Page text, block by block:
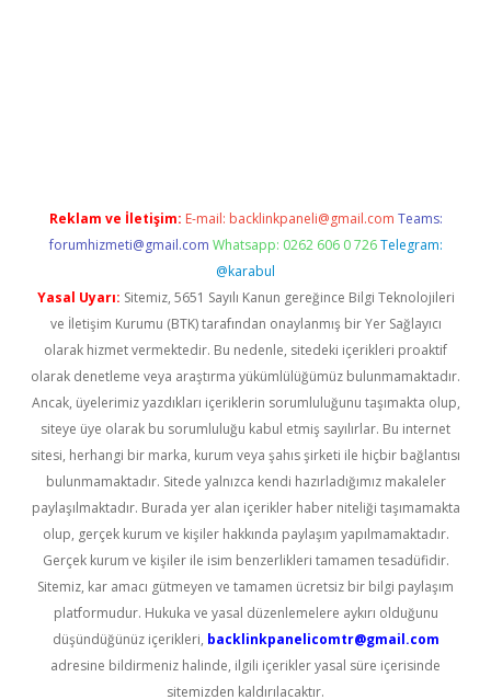
Reklam ve İletişim: E-mail: backlinkpaneli@gmail.com Teams:
forumhizmeti@gmail.com Whatsapp: 0262 606 0 726 Telegram:
@karabul
Yasal Uyarı: Sitemiz, 5651 Sayılı Kanun gereğince Bilgi Teknolojileri
ve İletişim Kurumu (BTK) tarafından onaylanmış bir Yer Sağlayıcı
olarak hizmet vermektedir. Bu nedenle, sitedeki içerikleri proaktif
olarak denetleme veya araştırma yükümlülüğümüz bulunmamaktadır.
Ancak, üyelerimiz yazdıkları içeriklerin sorumluluğunu taşımakta olup,
siteye üye olarak bu sorumluluğu kabul etmiş sayılırlar. Bu internet
sitesi, herhangi bir marka, kurum veya şahıs şirketi ile hiçbir bağlantısı
bulunmamaktadır. Sitede yalnızca kendi hazırladığımız makaleler
paylaşılmaktadır. Burada yer alan içerikler haber niteliği taşımamakta
olup, gerçek kurum ve kişiler hakkında paylaşım yapılmamaktadır.
Gerçek kurum ve kişiler ile isim benzerlikleri tamamen tesadüfidir.
Sitemiz, kar amacı gütmeyen ve tamamen ücretsiz bir bilgi paylaşım
platformudur. Hukuka ve yasal düzenlemelere aykırı olduğunu
düşündüğünüz içerikleri, backlinkpanelicomtr@gmail.com
adresine bildirmeniz halinde, ilgili içerikler yasal süre içerisinde
sitemizden kaldırılacaktır.